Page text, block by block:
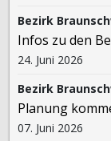
Bezirk
Infos zu den
24. Juni 2026
Bezirk
Planung
07. Juni 2026